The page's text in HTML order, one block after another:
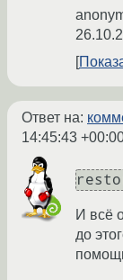
Ответ на:
14:45:43
И всё
до